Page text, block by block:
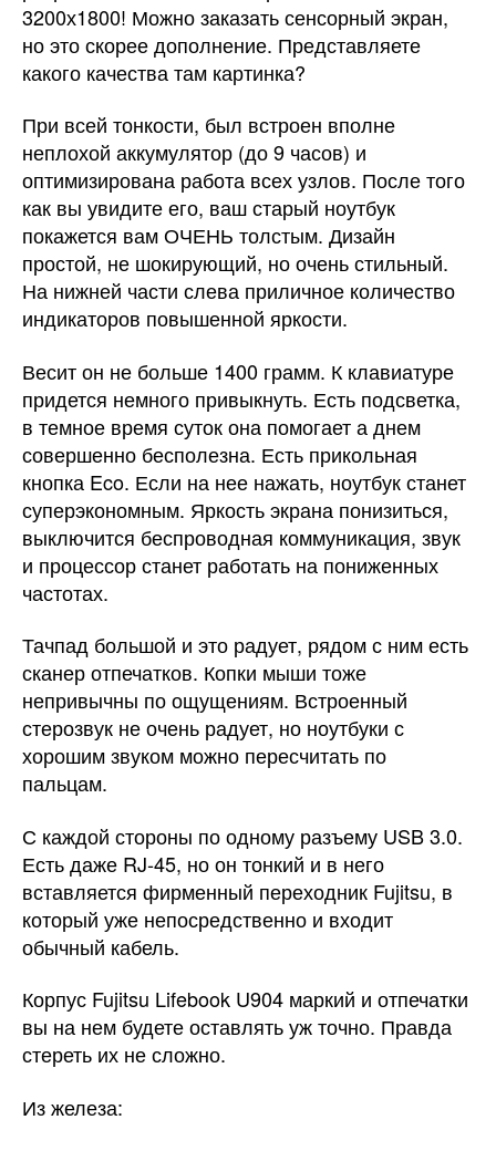
3200х1800! Можно заказать сенсорный экран,
но это скорее дополнение. Представляете
какого качества там картинка?
При всей тонкости, был встроен вполне
неплохой аккумулятор (до 9 часов) и
оптимизирована работа всех узлов. После того
как вы увидите его, ваш старый ноутбук
покажется вам ОЧЕНЬ толстым. Дизайн
простой, не шокирующий, но очень стильный.
На нижней части слева приличное количество
индикаторов повышенной яркости.
Весит он не больше 1400 грамм. К клавиатуре
придется немного привыкнуть. Есть подсветка,
в темное время суток она помогает а днем
совершенно бесполезна. Есть прикольная
кнопка Eco. Если на нее нажать, ноутбук станет
суперэкономным. Яркость экрана понизиться,
выключится беспроводная коммуникация, звук
и процессор станет работать на пониженных
частотах.
Тачпад большой и это радует, рядом с ним есть
сканер отпечатков. Копки мыши тоже
непривычны по ощущениям. Встроенный
стерозвук не очень радует, но ноутбуки с
хорошим звуком можно пересчитать по
пальцам.
С каждой стороны по одному разъему USB 3.0.
Есть даже RJ-45, но он тонкий и в него
вставляется фирменный переходник Fujitsu, в
который уже непосредственно и входит
обычный кабель.
Корпус Fujitsu Lifebook U904 маркий и отпечатки
вы на нем будете оставлять уж точно. Правда
стереть их не сложно.
Из железа: